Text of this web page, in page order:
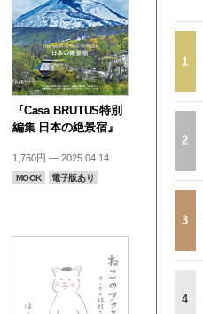
『Casa BRUTUS特別
編集 日本の絶景宿』
1,760円 — 2025.04.14
MOOK 電子版あり
1
2
3
4